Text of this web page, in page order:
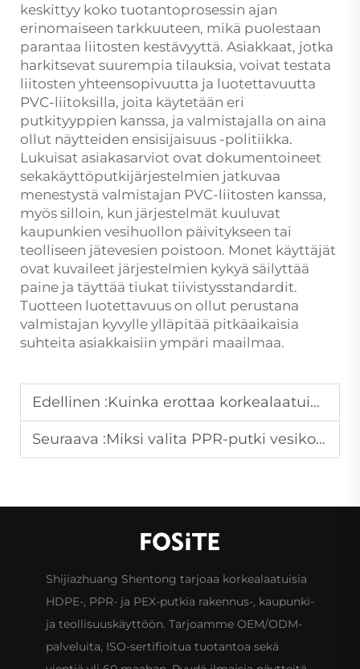
keskittyy koko tuotantoprosessin ajan
erinomaiseen tarkkuuteen, mikä puolestaan
parantaa liitosten kestävyyttä. Asiakkaat, jotka
harkitsevat suurempia tilauksia, voivat testata
liitosten yhteensopivuutta ja luotettavuutta
PVC-liitoksilla, joita käytetään eri
putkityyppien kanssa, ja valmistajalla on aina
ollut näytteiden ensisijaisuus -politiikka.
Lukuisat asiakasarviot ovat dokumentoineet
sekakäyttöputkijärjestelmien jatkuvaa
menestystä valmistajan PVC-liitosten kanssa,
myös silloin, kun järjestelmät kuuluvat
kaupunkien vesihuollon päivitykseen tai
teolliseen jätevesien poistoon. Monet käyttäjät
ovat kuvaileet järjestelmien kykyä säilyttää
paine ja täyttää tiukat tiivistysstandardit.
Tuotteen luotettavuus on ollut perustana
valmistajan kyvylle ylläpitää pitkäaikaisia
suhteita asiakkaisiin ympäri maailmaa.
Edellinen :Kuinka erottaa korkealaatuinen ja alhaiselaatuinen HDPE-materiaali?
Seuraava :Miksi valita PPR-putki vesikokoonpanojen uusimiseen?
Shijiazhuang Shentong tarjoaa korkealaatuisia
HDPE-, PPR- ja PEX-putkia rakennus-, kaupunki-
ja teollisuuskäyttöön. Tarjoamme OEM/ODM-
palveluita, ISO-sertifioitua tuotantoa sekä